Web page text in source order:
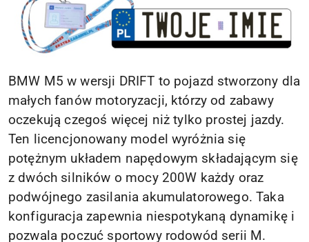
BMW M5 w wersji DRIFT to pojazd stworzony dla
małych fanów motoryzacji, którzy od zabawy
oczekują czegoś więcej niż tylko prostej jazdy.
Ten licencjonowany model wyróżnia się
potężnym układem napędowym składającym się
z dwóch silników o mocy 200W każdy oraz
podwójnego zasilania akumulatorowego. Taka
konfiguracja zapewnia niespotykaną dynamikę i
pozwala poczuć sportowy rodowód serii M.